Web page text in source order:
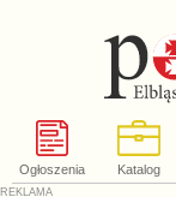
Ogłoszenia Katalog